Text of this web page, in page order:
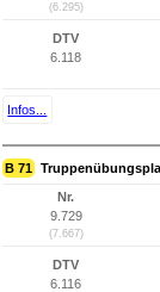
(6.295)
DTV
6.118
Infos...
B 71
Nr.
9.729
(7.667)
DTV
6.116